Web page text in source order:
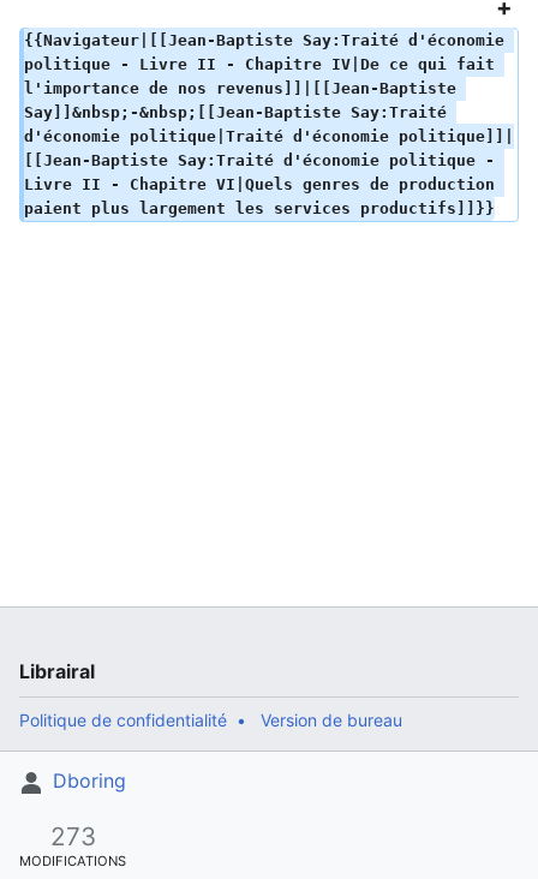
{{Navigateur|[[Jean-Baptiste Say:Traité d'économie
politique - Livre II - Chapitre IV|De ce qui fait
l'importance de nos revenus]]|[[Jean-Baptiste
Say]]&nbsp;-&nbsp;[[Jean-Baptiste Say:Traité
d'économie politique|Traité d'économie politique]]|
[[Jean-Baptiste Say:Traité d'économie politique -
Livre II - Chapitre VI|Quels genres de production
paient plus largement les services productifs]]}}
Dboring
273
MODIFICATIONS
Librairal
Politique de confidentialité Version de bureau